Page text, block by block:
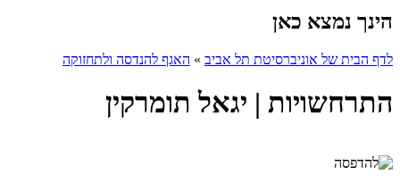
הינך נמצא כאן
לדף הבית של אוניברסיטת תל אביב » האגף להנדסה ולתחזוקה
התרחשויות | יגאל תומרקין